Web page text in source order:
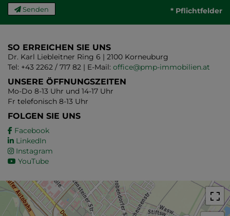
Senden * Pflichtfelder
SO ERREICHEN SIE UNS
Dr. Karl Liebleitner Ring 6 | 2100 Korneuburg
Tel: +43 2262 / 717 82 | E-Mail: office@pmp-immobilien.at
UNSERE ÖFFNUNGSZEITEN
Mo-Do 8-13 Uhr und 14-17 Uhr
Fr telefonisch 8-13 Uhr
FOLGEN SIE UNS
Facebook
LinkedIn
Instagram
YouTube